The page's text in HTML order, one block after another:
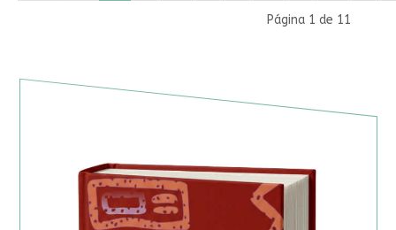
Página 1 de 11